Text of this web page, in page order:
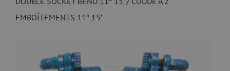
EMBOÎTEMENTS 11º 15’